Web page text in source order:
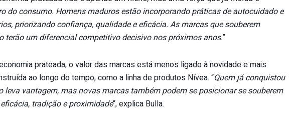
do consumo. Homens maduros estão incorporando práticas de autocuidado e
priorizando confiança, qualidade e eficácia. As marcas que souberem
terão um diferencial competitivo decisivo nos próximos anos.”
prateada, o valor das marcas está menos ligado à novidade e mais
ao longo do tempo, como a linha de produtos Nívea. “Quem já conquistou
leva vantagem, mas novas marcas também podem se posicionar se souberem
tradição e proximidade“, explica Bulla.